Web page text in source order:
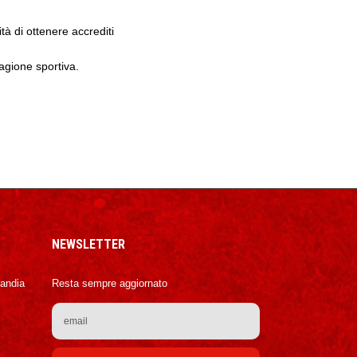
di ottenere accrediti
sportiva.
NEWSLETTER
Resta sempre aggiornato